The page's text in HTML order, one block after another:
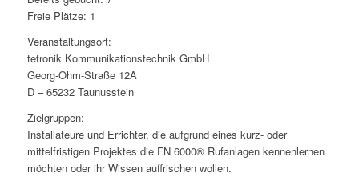
Freie Plätze: 1
Veranstaltungsort:
tetronik Kommunikationstechnik GmbH
Georg-Ohm-Straße 12A
D – 65232 Taunusstein
Zielgruppen:
Installateure und Errichter, die aufgrund eines kurz- oder
mittelfristigen Projektes die FN 6000® Rufanlagen kennenlernen
möchten oder ihr Wissen auffrischen wollen.